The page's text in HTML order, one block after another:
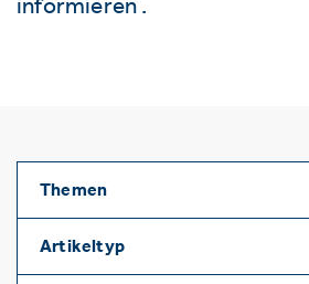
Themen
Artikeltyp